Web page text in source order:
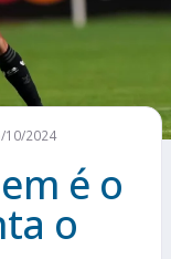
10/2024
é o
o